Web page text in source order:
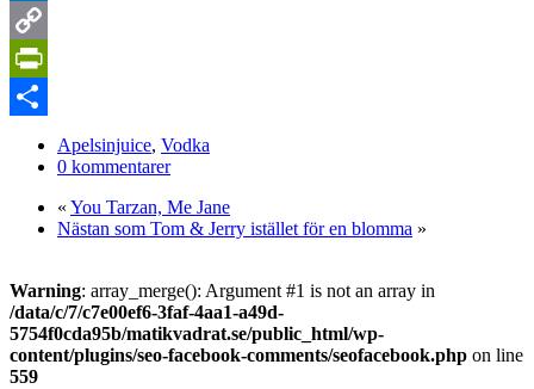
LinkedIn
Copy
Link
PrintFriendly
Apelsinjuice, Vodka
0 kommentarer
« You Tarzan, Me Jane
Nästan som Tom & Jerry istället för en blomma »
Warning: array_merge(): Argument #1 is not an array in
/data/c/7/c7e00ef6-3faf-4aa1-a49d-
5754f0cda95b/matikvadrat.se/public_html/wp-
content/plugins/seo-facebook-comments/seofacebook.php on line
559